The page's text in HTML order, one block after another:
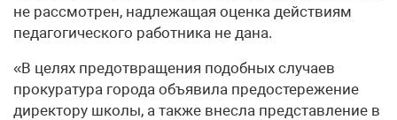
не рассмотрен, надлежащая оценка действиям
педагогического работника не дана.
«В целях предотвращения подобных случаев
прокуратура города объявила предостережение
директору школы, а также внесла представление в